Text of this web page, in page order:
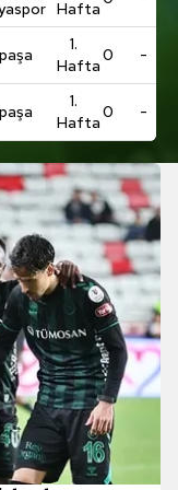
Hafta
1.
Hafta
0 -
1.
Hafta
0 -